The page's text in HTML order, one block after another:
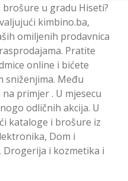
u gradu Hiseti?
kimbino.ba,
omiljenih prodavnica
Pratite
online i bićete
sniženjima. Među
primjer . U mjesecu
odličnih akcija. U
kataloge i brošure iz
Dom i
Drogerija i kozmetika i